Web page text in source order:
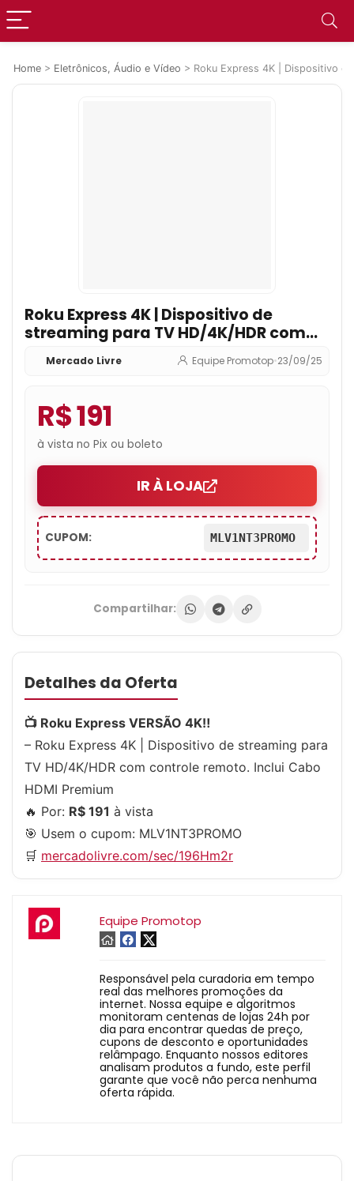
Home > Eletrônicos, Áudio e Vídeo > Roku Express 4K | Dispositivo
Roku Express 4K | Dispositivo de
streaming para TV HD/4K/HDR com
controle remoto. Inclui Cabo HDMI
Premium
Mercado Livre Equipe Promotop•23/09/25
R$ 191
à vista no Pix ou boleto
IR À LOJA
CUPOM: MLV1NT3PROMO
Compartilhar:
Detalhes da Oferta
📺 Roku Express VERSÃO 4K‼️
– Roku Express 4K | Dispositivo de streaming para
TV HD/4K/HDR com controle remoto. Inclui Cabo
HDMI Premium
🔥 Por: R$ 191 à vista
🎯 Usem o cupom: MLV1NT3PROMO
🛒 mercadolivre.com/sec/196Hm2r
Equipe Promotop
Responsável pela curadoria em tempo
real das melhores promoções da
internet. Nossa equipe e algoritmos
monitoram centenas de lojas 24h por
dia para encontrar quedas de preço,
cupons de desconto e oportunidades
relâmpago. Enquanto nossos editores
analisam produtos a fundo, este perfil
garante que você não perca nenhuma
oferta rápida.